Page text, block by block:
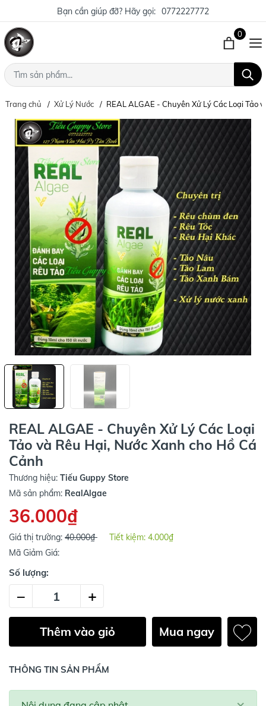
Bạn cần giúp đỡ? Hãy gọi: 0772227772
0
Trang chủ Xử Lý Nước REAL ALGAE - Chuyên Xử Lý Các Loại Tảo
REAL ALGAE - Chuyên Xử Lý Các Loại
Tảo và Rêu Hại, Nước Xanh cho Hồ Cá
Cảnh
Thương hiệu: Tiếu Guppy Store
Mã sản phẩm: RealAlgae
36.000₫
Giá thị trường: 40.000₫ Tiết kiệm: 4.000₫
Mã Giảm Giá:
Số lượng:
– +
Thêm vào giỏ Mua ngay
THÔNG TIN SẢN PHẨM